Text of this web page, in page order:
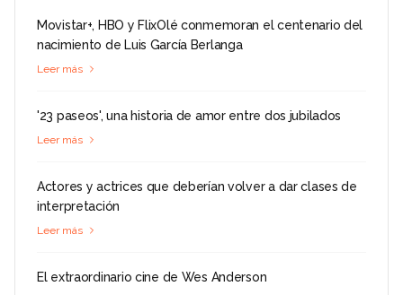
Movistar+, HBO y FlixOlé conmemoran el centenario del
nacimiento de Luis García Berlanga
Leer más
'23 paseos', una historia de amor entre dos jubilados
Leer más
Actores y actrices que deberían volver a dar clases de
interpretación
Leer más
El extraordinario cine de Wes Anderson